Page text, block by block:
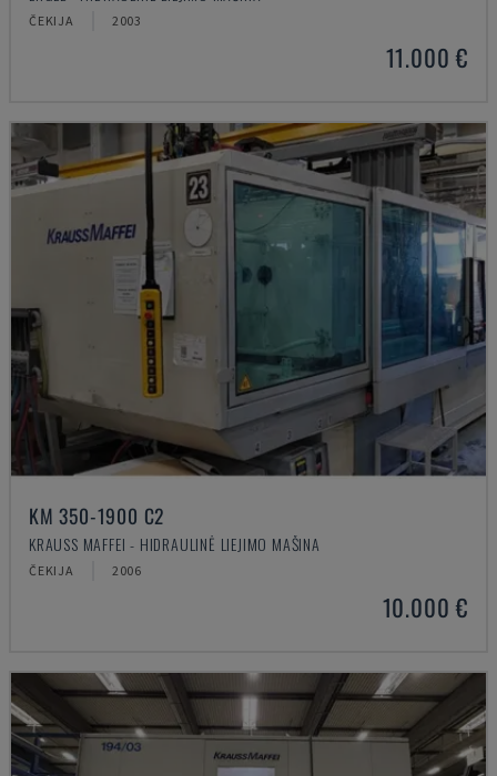
ČEKIJA 2003
11.000 €
KM 350-1900 C2
KRAUSS MAFFEI - HIDRAULINĖ LIEJIMO MAŠINA
ČEKIJA 2006
10.000 €